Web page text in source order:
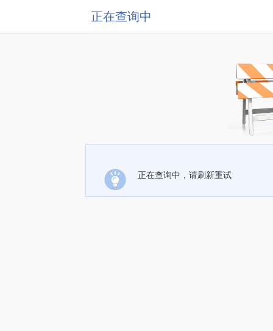
正在查询中
正在查询中，请刷新重试